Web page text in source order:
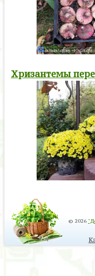
Хризантемы
© 2026